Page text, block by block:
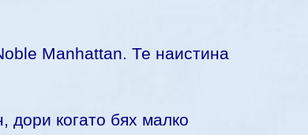
Manhattan. Те наистина
дори когато бях малко